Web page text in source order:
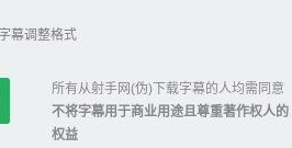
幕调整格式
所有从射手网(伪)下载字幕的人均需同意
不将字幕用于商业用途且尊重著作权人的
权益